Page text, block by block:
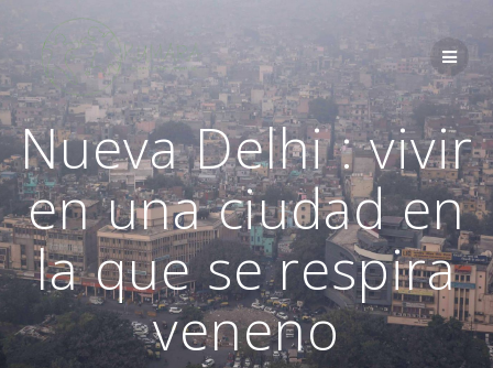
contenido
Nueva Delhi : vivir
en una ciudad en
la que se respira
veneno